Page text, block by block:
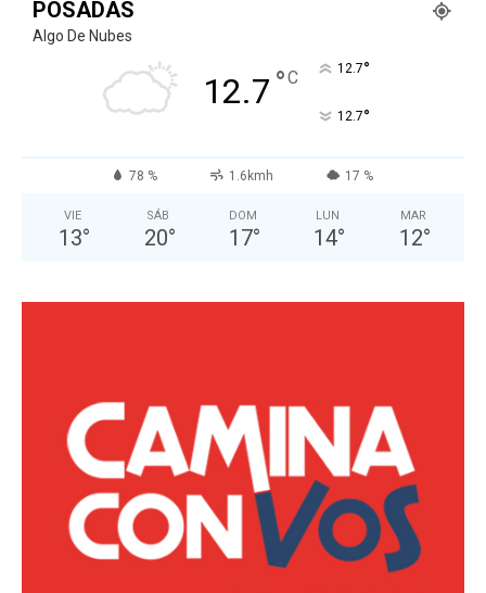
POSADAS
Algo De Nubes
12.7 °C 12.7°
12.7°
78 % 1.6kmh 17 %
VIE
13°
SÁB
20°
DOM
17°
LUN
14°
MAR
12°